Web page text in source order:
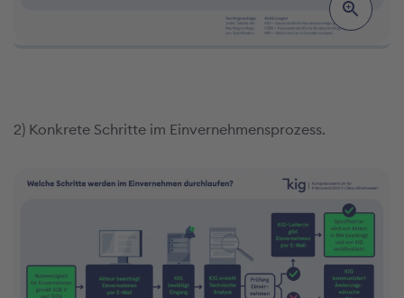
2) Konkrete Schritte im Einvernehmensprozess.